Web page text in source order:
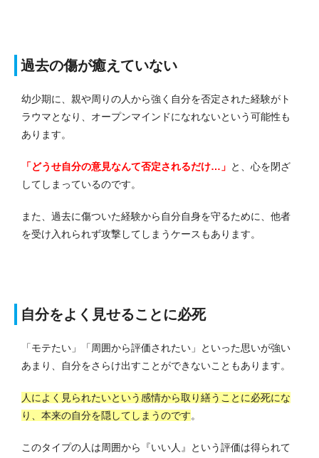
過去の傷が癒えていない
幼少期に、親や周りの人から強く自分を否定された経験がト
ラウマとなり、オープンマインドになれないという可能性も
あります。
「どうせ自分の意見なんて否定されるだけ…」 と、心を閉ざ
してしまっているのです。
また、過去に傷ついた経験から自分自身を守るために、他者
を受け入れられず攻撃してしまうケースもあります。
自分をよく見せることに必死
「モテたい」「周囲から評価されたい」といった思いが強い
あまり、自分をさらけ出すことができないこともあります。
人によく見られたいという感情から取り繕うことに必死にな
り、本来の自分を隠してしまうのです。
このタイプの人は周囲から『いい人』という評価は得られて